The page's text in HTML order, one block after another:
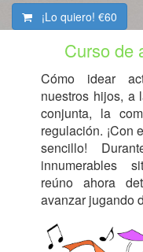
¡Lo quiero! €60
Curso de
Cómo idear
nuestros hijos, a
conjunta, la
regulación. ¡Con
sencillo!
innumerables
reúno ahora
avanzar jugando